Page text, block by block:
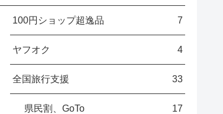
100円ショップ超逸品 7
ヤフオク 4
全国旅行支援 33
県民割、GoTo 17